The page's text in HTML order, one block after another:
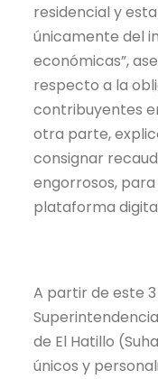
residencial y
únicamente del
económicas”,
respecto a la
contribuyentes
otra parte,
consignar
engorrosos,
plataforma
A partir de este
de El Hatillo
únicos y